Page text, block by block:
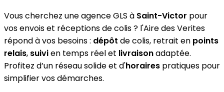
Vous cherchez une agence GLS à Saint-Victor pour
vos envois et réceptions de colis ? l'Aire des Verites
répond à vos besoins : dépôt de colis, retrait en points
relais, suivien temps réel et livraisonadaptée.
Profitez d’un réseau solide et d'horaires pratiques pour
simplifier vos démarches.